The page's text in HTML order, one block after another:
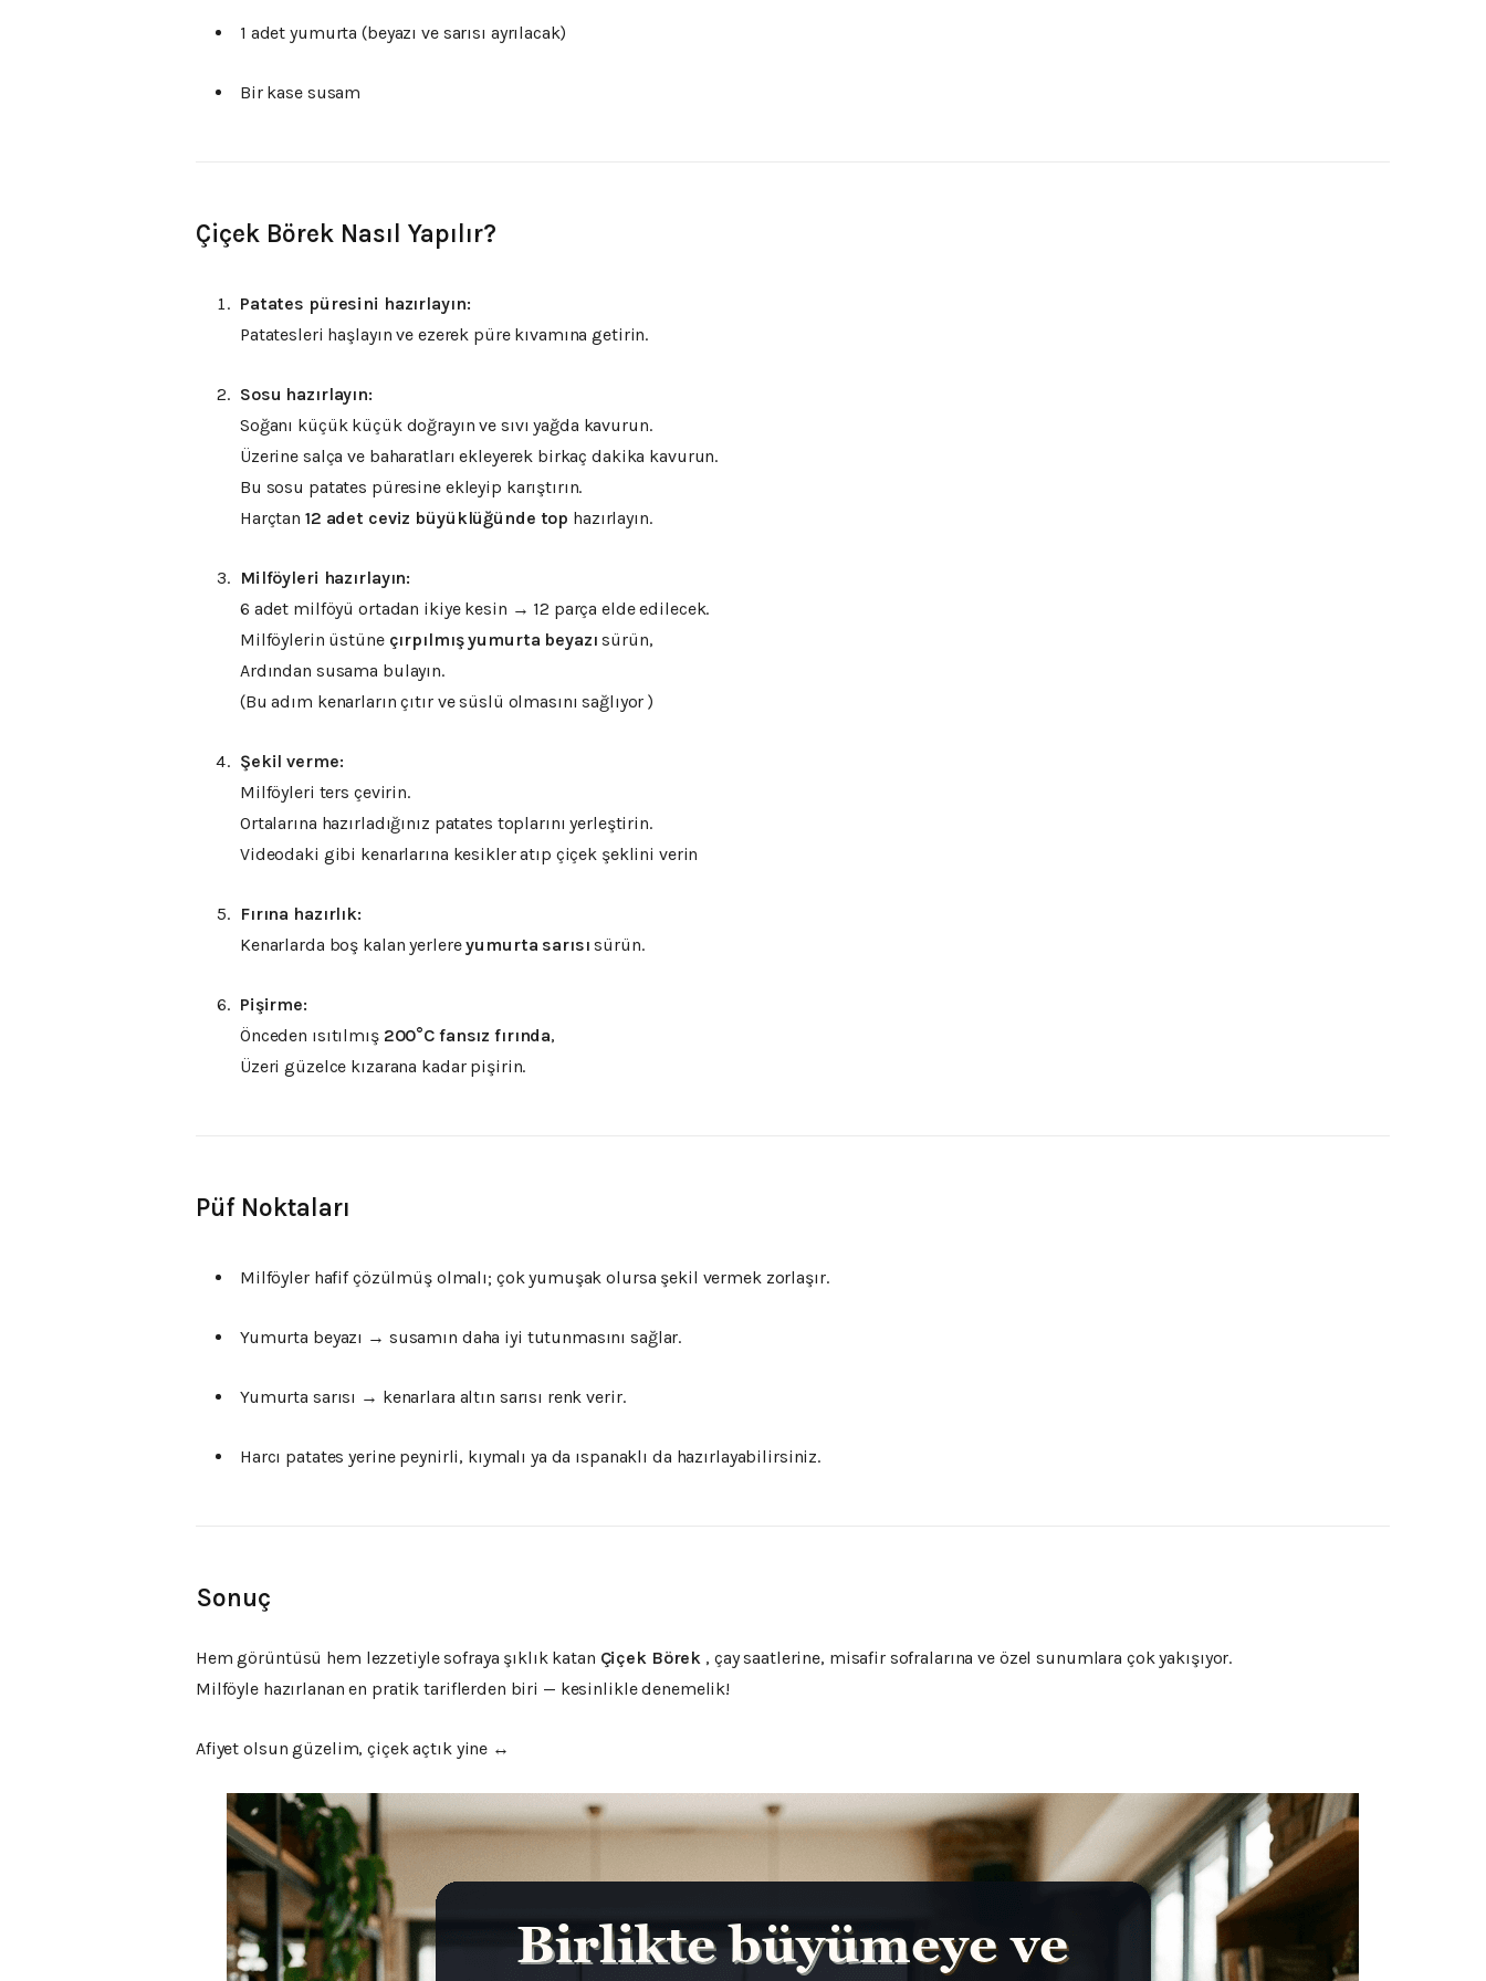
1 adet yumurta (beyazı ve sarısı ayrılacak)
Bir kase susam
Çiçek Börek Nasıl Yapılır?
Patates püresini hazırlayın:
Patatesleri haşlayın ve ezerek püre kıvamına getirin.
Sosu hazırlayın:
Soğanı küçük küçük doğrayın ve sıvı yağda kavurun.
Üzerine salça ve baharatları ekleyerek birkaç dakika kavurun.
Bu sosu patates püresine ekleyip karıştırın.
Harçtan 12 adet ceviz büyüklüğünde top hazırlayın.
Milföyleri hazırlayın:
6 adet milföyü ortadan ikiye kesin → 12 parça elde edilecek.
Milföylerin üstüne çırpılmış yumurta beyazı sürün,
Ardından susama bulayın.
(Bu adım kenarların çıtır ve süslü olmasını sağlıyor )
Şekil verme:
Milföyleri ters çevirin.
Ortalarına hazırladığınız patates toplarını yerleştirin.
Videodaki gibi kenarlarına kesikler atıp çiçek şeklini verin
Fırına hazırlık:
Kenarlarda boş kalan yerlereyumurta sarısı sürün.
Pişirme:
Önceden ısıtılmış 200°C fansız fırında,
Üzeri güzelce kızarana kadar pişirin.
Püf Noktaları
Milföyler hafif çözülmüş olmalı; çok yumuşak olursa şekil vermek zorlaşır.
Yumurta beyazı → susamın daha iyi tutunmasını sağlar.
Yumurta sarısı → kenarlara altın sarısı renk verir.
Harcı patates yerine peynirli, kıymalı ya da ıspanaklı da hazırlayabilirsiniz.
Sonuç
Hem görüntüsü hem lezzetiyle sofraya şıklık katan Çiçek Börek , çay saatlerine, misafir sofralarına ve özel sunumlara çok yakışıyor.
Milföyle hazırlanan en pratik tariflerden biri — kesinlikle denemelik!
Afiyet olsun güzelim, çiçek açtık yine ‍↔️